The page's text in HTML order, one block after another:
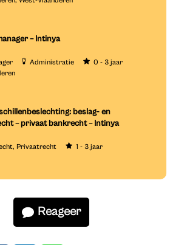
– Intinya
Administratie
0 - 3 jaar
beslag- en
– privaat bankrecht – Intinya
Privaatrecht 1 - 3 jaar
Reageer